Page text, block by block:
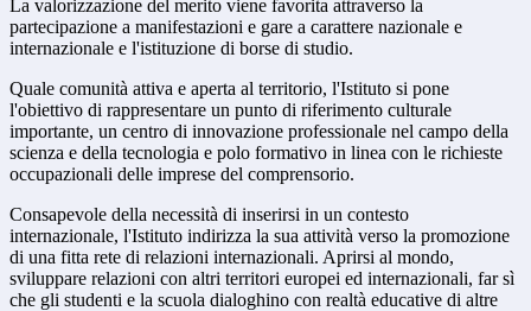
La valorizzazione del merito viene favorita attraverso la
partecipazione a manifestazioni e gare a carattere nazionale e
internazionale e l'istituzione di borse di studio.
Quale comunità attiva e aperta al territorio, l'Istituto si pone
l'obiettivo di rappresentare un punto di riferimento culturale
importante, un centro di innovazione professionale nel campo della
scienza e della tecnologia e polo formativo in linea con le richieste
occupazionali delle imprese del comprensorio.
Consapevole della necessità di inserirsi in un contesto
internazionale, l'Istituto indirizza la sua attività verso la promozione
di una fitta rete di relazioni internazionali. Aprirsi al mondo,
sviluppare relazioni con altri territori europei ed internazionali, far sì
che gli studenti e la scuola dialoghino con realtà educative di altre